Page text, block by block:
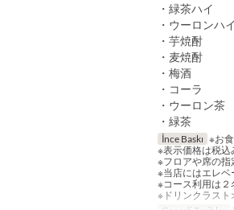
・緑茶ハイ
・ウーロンハイ
・芋焼酎
・麦焼酎
・梅酒
・コーラ
・ウーロン茶
・緑茶
İnce Baskı ※お
※表示価格は税込
※フロアや席の指
※当店にはエレベ
※コース利用は２
※ドリンクラス